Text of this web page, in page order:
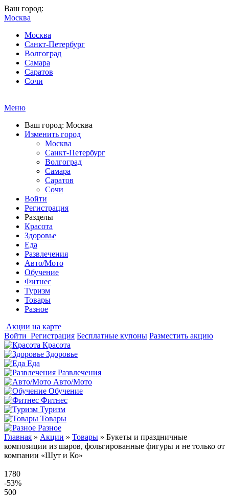
Ваш город:
Москва
Москва
Санкт-Петербург
Волгоград
Самара
Саратов
Сочи
Меню
Ваш город: Москва
Изменить город
Москва
Санкт-Петербург
Волгоград
Самара
Саратов
Сочи
Войти
Регистрация
Разделы
Красота
Здоровье
Еда
Развлечения
Авто/Мото
Обучение
Фитнес
Туризм
Товары
Разное
Акции на карте
Войти Регистрация Бесплатные купоны Разместить акцию
Красота
Здоровье
Еда
Развлечения
Авто/Мото
Обучение
Фитнес
Туризм
Товары
Разное
Главная » Акции » Товары » Букеты и праздничные
композиции из шаров, фольгированные фигуры и не только от
компании «Шут и Ко»
1780
-53%
500